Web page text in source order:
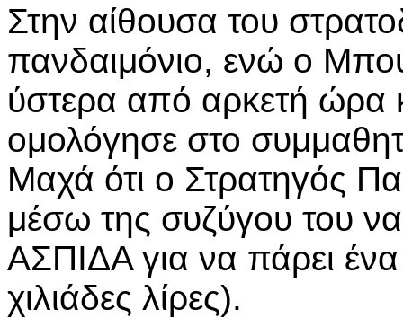
Στην αίθουσα του
πανδαιμόνιο, ενώ ο
ύστερα από αρκετή ώρα
ομολόγησε στο
Μαχά ότι ο Στρατηγός
μέσω της συζύγου του
ΑΣΠΙΔΑ για να πάρει
χιλιάδες λίρες).